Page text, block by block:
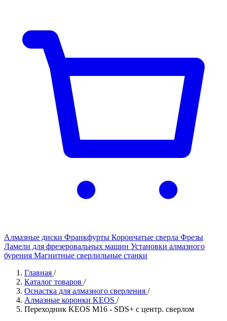
Алмазные диски Франкфурты Корончатые сверла Фрезы
Ламели для фрезеровальных машин Установки алмазного
бурения Магнитные сверлильные станки
Главная /
Каталог товаров /
Оснастка для алмазного сверления /
Алмазные коронки KEOS /
Переходник KEOS M16 - SDS+ с центр. сверлом